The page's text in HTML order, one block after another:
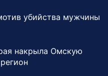
убийства мужчины
накрыла Омскую